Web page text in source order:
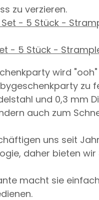
zu verzieren.
- 5 Stück -
wird
zu
Edelstahl und
auch zum
beschäftigen uns
daher bieten
macht sie